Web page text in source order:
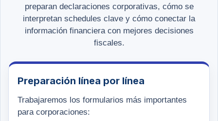
preparan declaraciones corporativas, cómo se
interpretan schedules clave y cómo conectar la
información financiera con mejores decisiones
fiscales.
Preparación línea por línea
Trabajaremos los formularios más importantes
para corporaciones: